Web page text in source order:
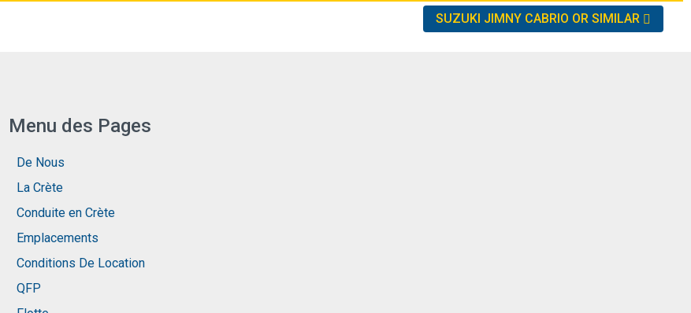
SUZUKI JIMNY CABRIO OR SIMILAR
Menu des Pages
De Nous
La Crète
Conduite en Crète
Emplacements
Conditions De Location
QFP